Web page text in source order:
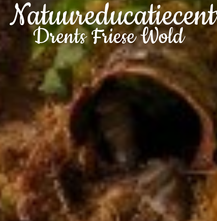
Drents Friese Wold